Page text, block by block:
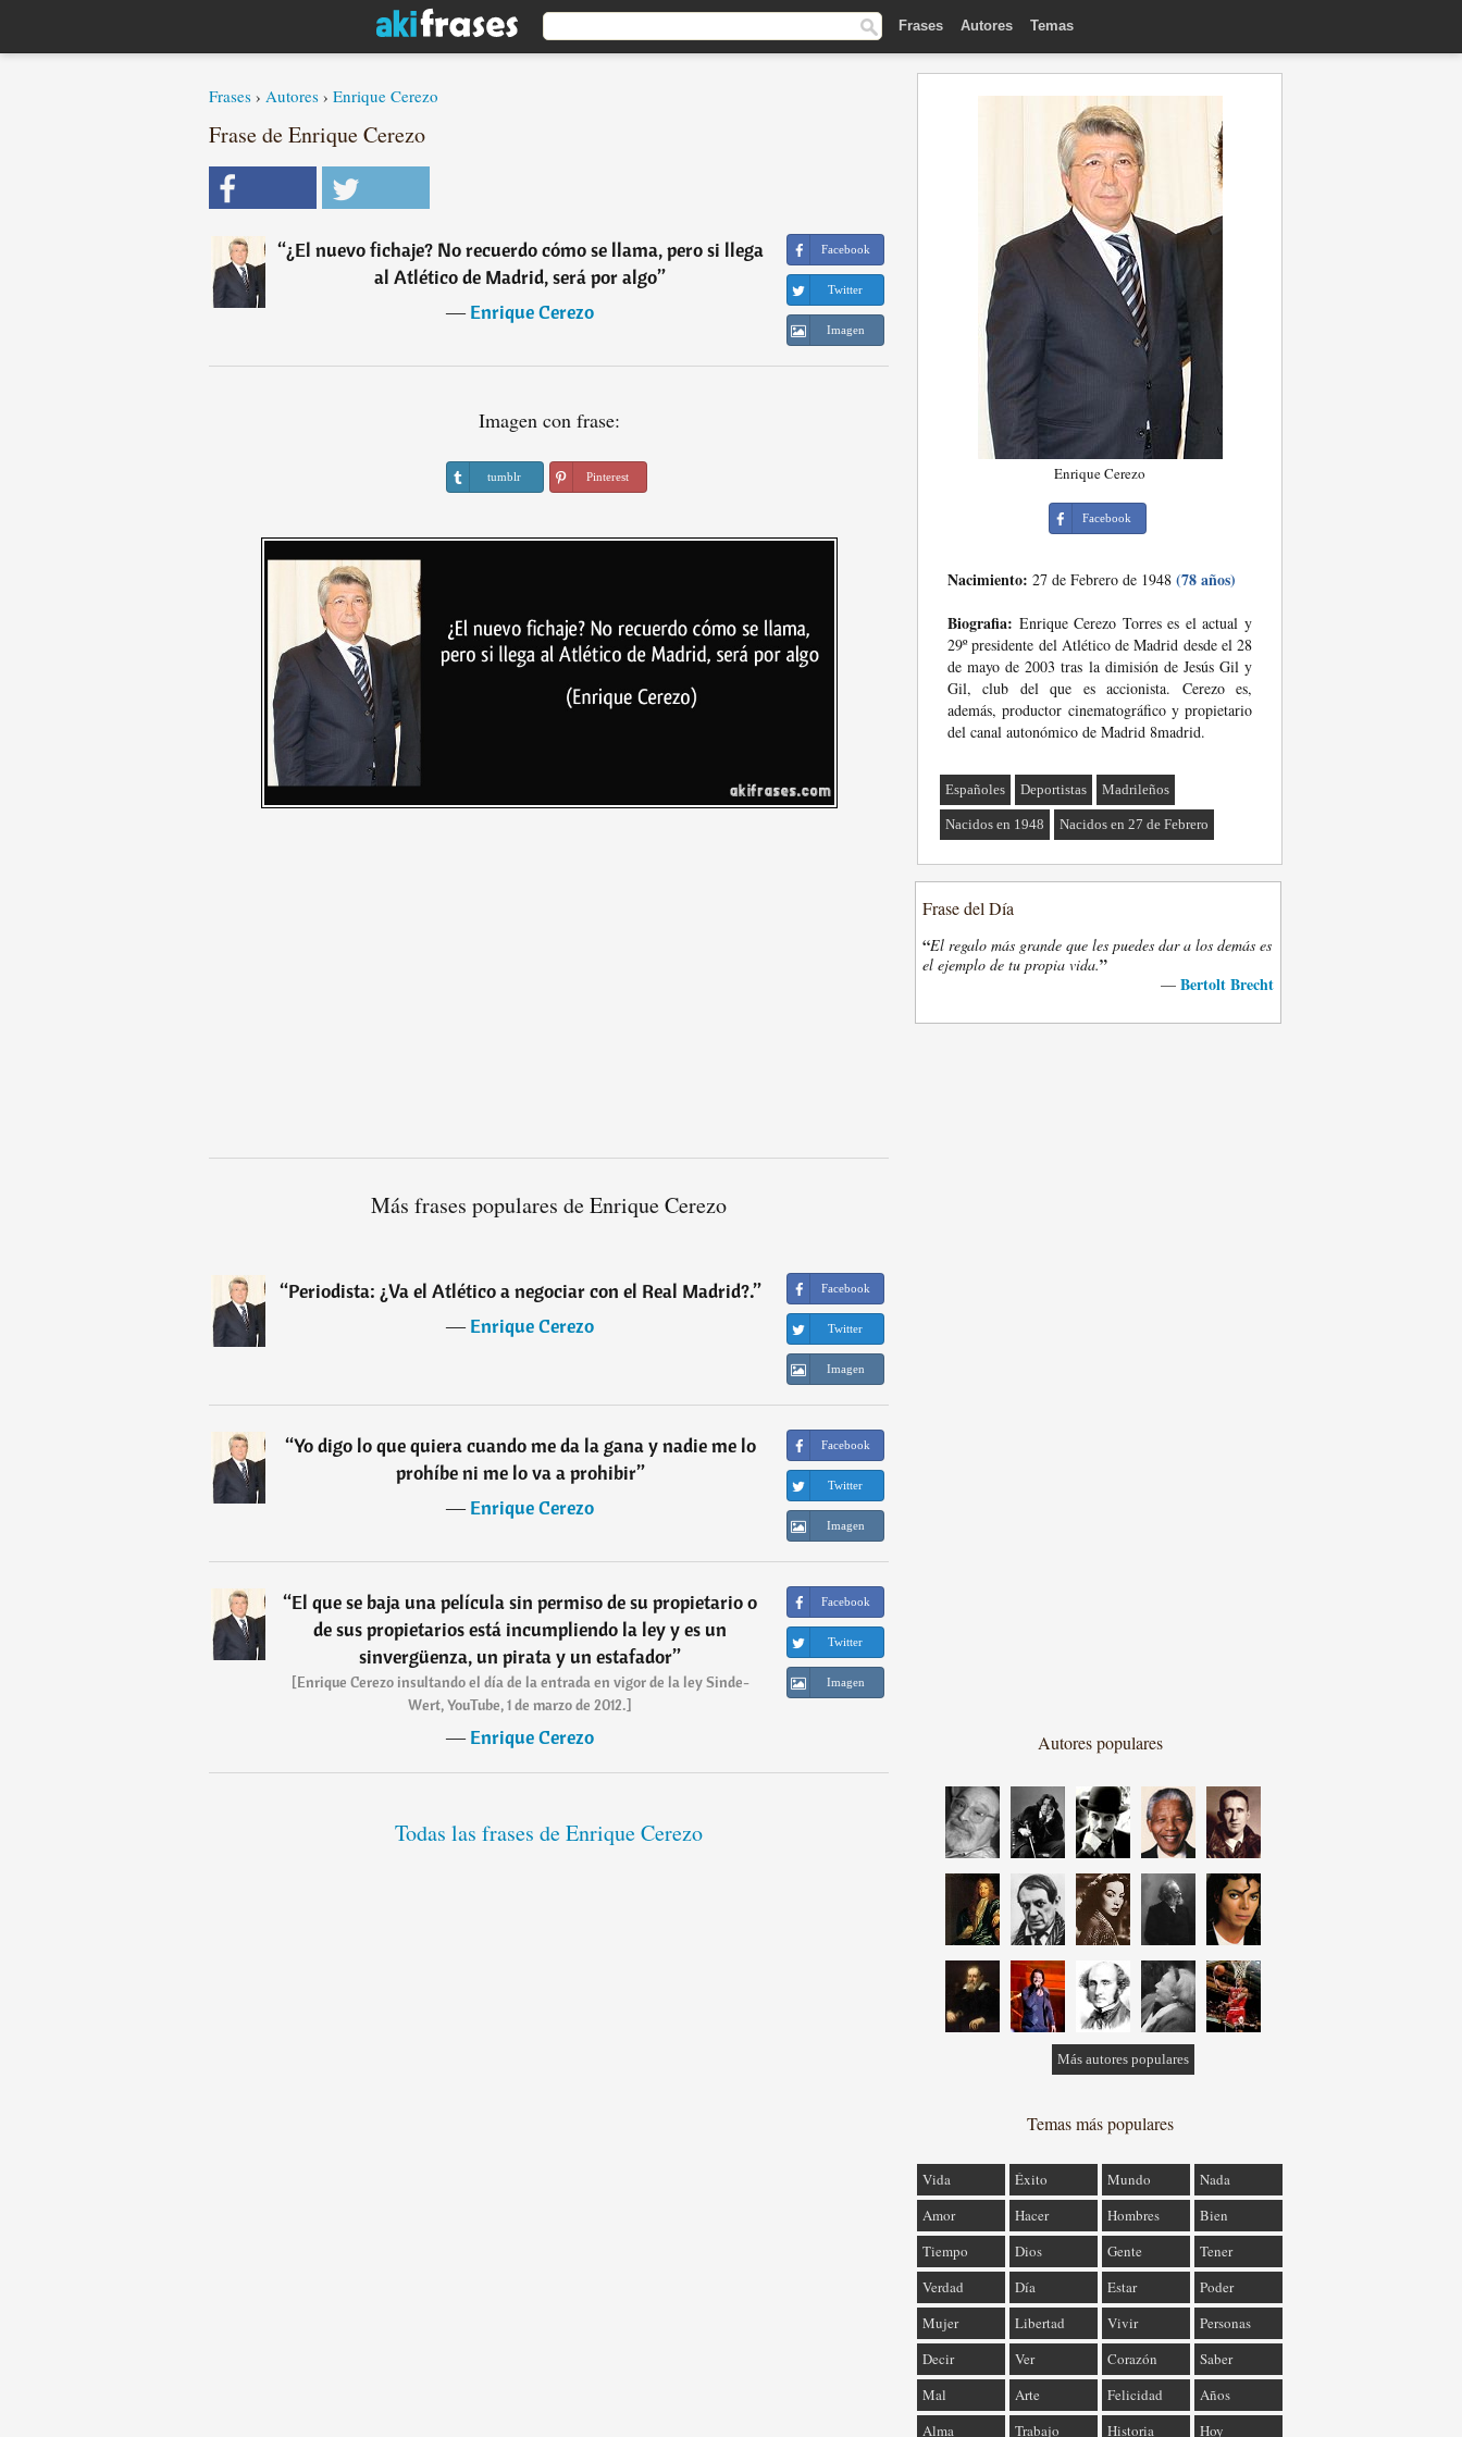
Frases Autores Temas
Frases › Autores › Enrique Cerezo
Frase de Enrique Cerezo
“¿El nuevo fichaje? No recuerdo cómo se llama, pero si llega
al Atlético de Madrid, será por algo”
―Enrique Cerezo
Facebook
Twitter
Imagen
Imagen con frase:
tumblr Pinterest
Más frases populares de Enrique Cerezo
“Periodista: ¿Va el Atlético a negociar con el Real Madrid?.”
―Enrique Cerezo
Facebook
Twitter
Imagen
“Yo digo lo que quiera cuando me da la gana y nadie me lo
prohíbe ni me lo va a prohibir”
―Enrique Cerezo
Facebook
Twitter
Imagen
“El que se baja una película sin permiso de su propietario o
de sus propietarios está incumpliendo la ley y es un
sinvergüenza, un pirata y un estafador”
[Enrique Cerezo insultando el día de la entrada en vigor de la ley Sinde-
Wert, YouTube, 1 de marzo de 2012.]
―Enrique Cerezo
Facebook
Twitter
Imagen
Todas las frases de Enrique Cerezo
Enrique Cerezo
Facebook
Nacimiento: 27 de Febrero de 1948 (78 años)
Biografia: Enrique Cerezo Torres es el actual y
29º presidente del Atlético de Madrid desde el 28
de mayo de 2003 tras la dimisión de Jesús Gil y
Gil, club del que es accionista. Cerezo es,
además, productor cinematográfico y propietario
del canal autonómico de Madrid 8madrid.
Españoles Deportistas Madrileños
Nacidos en 1948 Nacidos en 27 de Febrero
Frase del Día
“El regalo más grande que les puedes dar a los demás es
el ejemplo de tu propia vida.”
— Bertolt Brecht
Autores populares
Más autores populares
Temas más populares
Vida Éxito Mundo
Nada
Amor
Hacer Hombres
Bien
Tiempo
Dios Gente
Tener
Verdad
Día Estar
Poder
Mujer
Libertad Vivir
Personas
Decir
Ver Corazón
Saber
Mal
Arte Felicidad
Años
Alma
Trabajo Historia Hoy